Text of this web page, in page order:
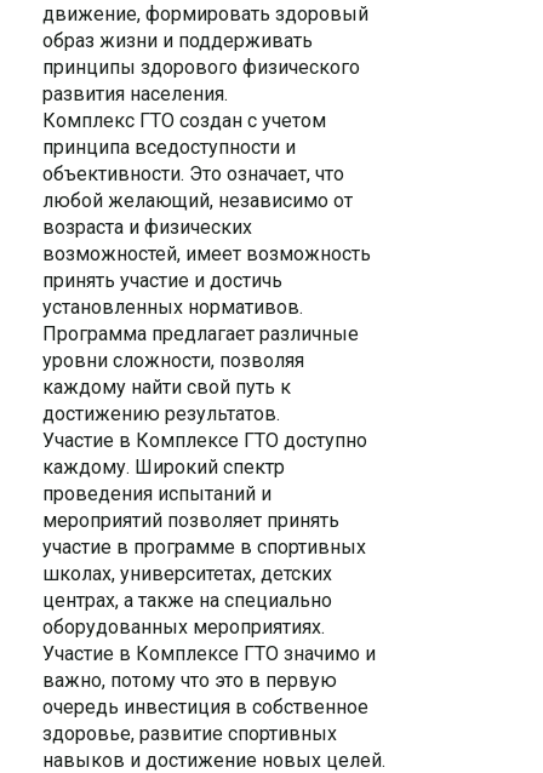
движение, формировать здоровый
образ жизни и поддерживать
принципы здорового физического
развития населения.
Комплекс ГТО создан с учетом
принципа вседоступности и
объективности. Это означает, что
любой желающий, независимо от
возраста и физических
возможностей, имеет возможность
принять участие и достичь
установленных нормативов.
Программа предлагает различные
уровни сложности, позволяя
каждому найти свой путь к
достижению результатов.
Участие в Комплексе ГТО доступно
каждому. Широкий спектр
проведения испытаний и
мероприятий позволяет принять
участие в программе в спортивных
школах, университетах, детских
центрах, а также на специально
оборудованных мероприятиях.
Участие в Комплексе ГТО значимо и
важно, потому что это в первую
очередь инвестиция в собственное
здоровье, развитие спортивных
навыков и достижение новых целей.